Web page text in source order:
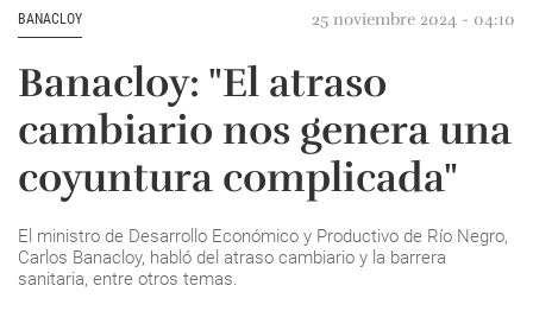
BANACLOY 25 noviembre 2024 - 04:10
Banacloy: "El atraso
cambiario nos genera una
coyuntura complicada"
El ministro de Desarrollo Económico y Productivo de Río Negro,
Carlos Banacloy, habló del atraso cambiario y la barrera
sanitaria, entre otros temas.